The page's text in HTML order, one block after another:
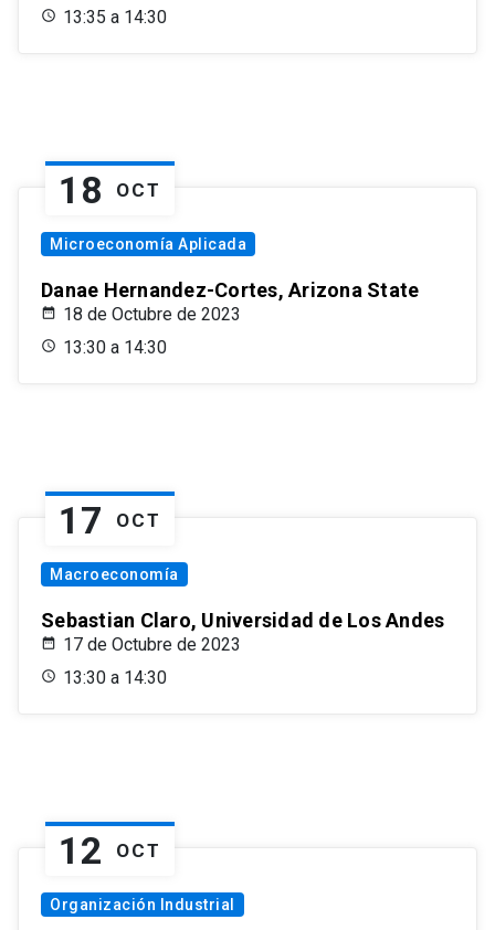
13:35 a 14:30
18 OCT
Microeconomía Aplicada
Danae Hernandez-Cortes, Arizona State
18 de Octubre de 2023
13:30 a 14:30
17 OCT
Macroeconomía
Sebastian Claro, Universidad de Los Andes
17 de Octubre de 2023
13:30 a 14:30
12 OCT
Organización Industrial